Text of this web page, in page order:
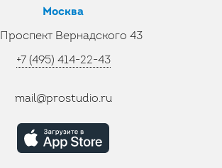
Москва
Проспект Вернадского 43
+7 (495) 414-22-43
mail@prostudio.ru